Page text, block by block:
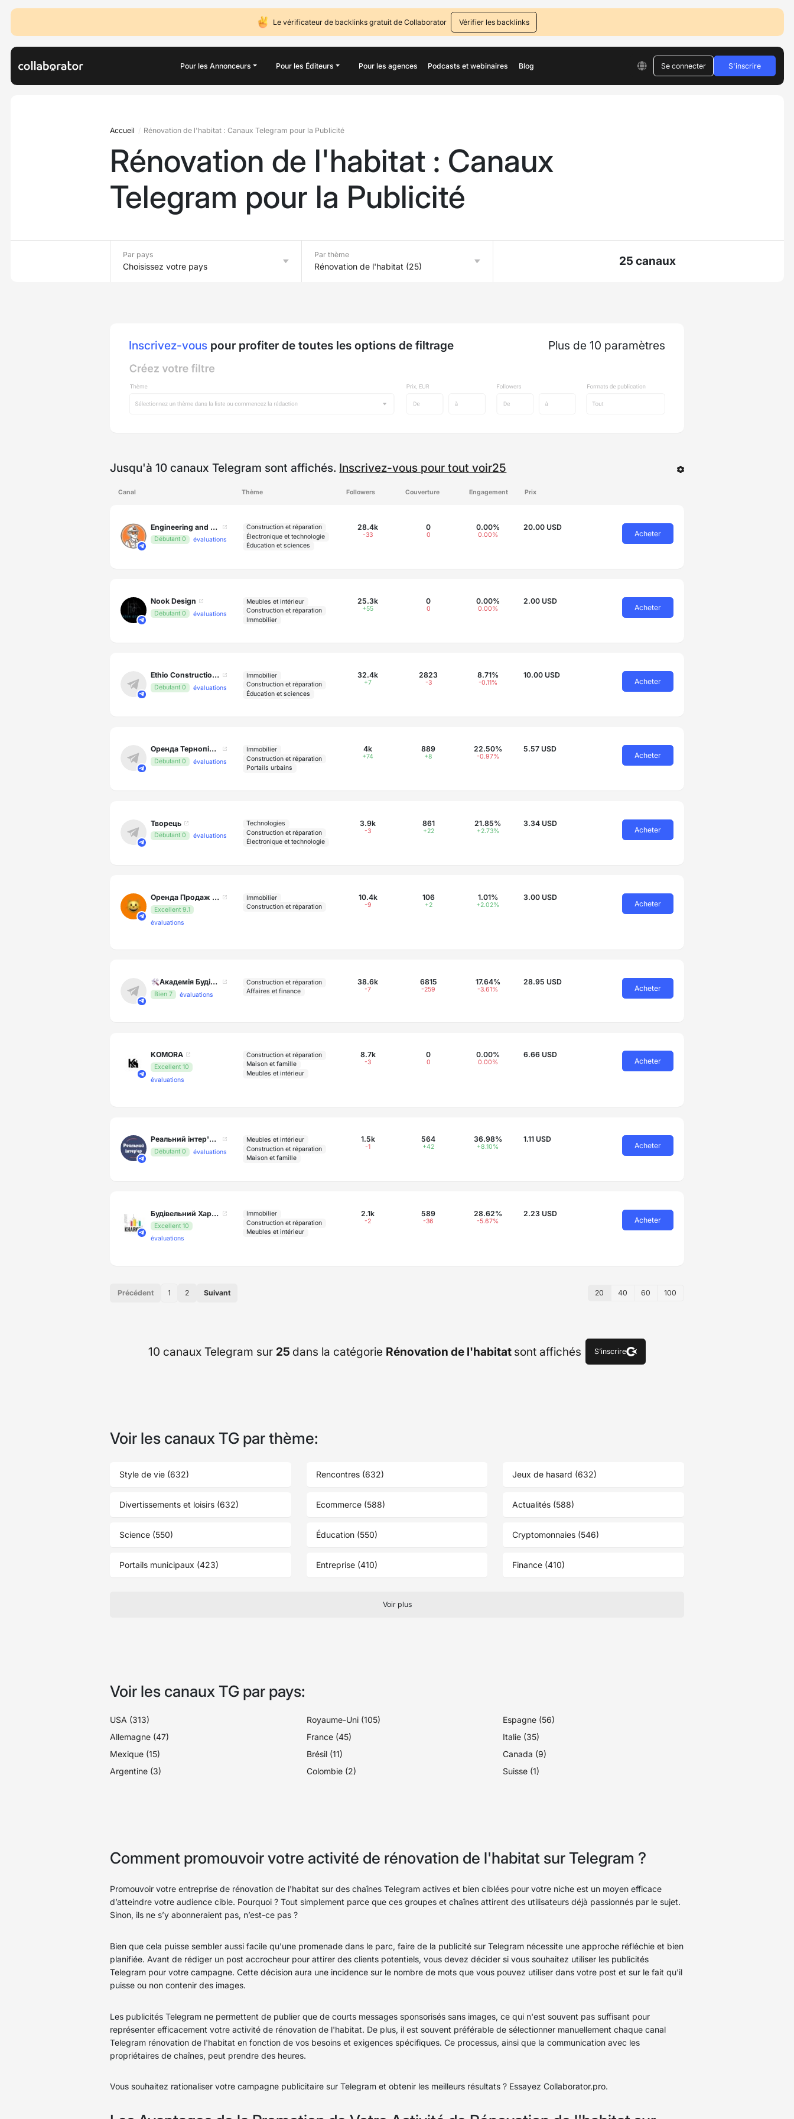
Le vérificateur de backlinks gratuit de Collaborator Vérifier les backlinks
Pour les Annonceurs Pour les Éditeurs Pour les agences Podcasts et webinaires Blog Se connecter S'inscrire
Accueil Rénovation de l'habitat : Canaux Telegram pour la Publicité
Rénovation de l'habitat : Canaux
Telegram pour la Publicité
Par pays
Choisissez votre pays
Par thème
Rénovation de l'habitat (25) 25 canaux
Inscrivez-vouspour profiter de toutes les options de filtrage Plus de 10 paramètres
Jusqu'à 10 canaux Telegram sont affichés. Inscrivez-vous pour tout voir25
Canal Thème Followers Couverture Engagement Prix
Engineering and Tricks
Débutant 0 évaluations
Construction et réparation
Électronique et technologie
Éducation et sciences
28.4k
-33
0
0
0.00%
0.00%
20.00 USD
Acheter
Nook Design
Débutant 0 évaluations
Meubles et intérieur
Construction et réparation
Immobilier
25.3k
+55
0
0
0.00%
0.00%
2.00 USD
Acheter
Ethio Construction Engineering
Débutant 0 évaluations
Immobilier
Construction et réparation
Éducation et sciences
32.4k
+7
2823
-3
8.71%
-0.11%
10.00 USD
Acheter
Оренда Тернопіль | від Власників
Débutant 0 évaluations
Immobilier
Construction et réparation
Portails urbains
4k
+74
889
+8
22.50%
-0.97%
5.57 USD
Acheter
Творець
Débutant 0 évaluations
Technologies
Construction et réparation
Électronique et technologie
3.9k
-3
861
+22
21.85%
+2.73%
3.34 USD
Acheter
Оренда Продаж квартир Київ
Excellent 9.1
évaluations
Immobilier
Construction et réparation
10.4k
-9
106
+2
1.01%
+2.02%
3.00 USD
Acheter
🛠Академія Будівництва🛠
Bien 7 évaluations
Construction et réparation
Affaires et finance
38.6k
-7
6815
-259
17.64%
-3.61%
28.95 USD
Acheter
KOMORA
Excellent 10
évaluations
Construction et réparation
Maison et famille
Meubles et intérieur
8.7k
-3
0
0
0.00%
0.00%
6.66 USD
Acheter
Реальний інтер'єр - фото, ідеї, натхнення
Débutant 0 évaluations
Meubles et intérieur
Construction et réparation
Maison et famille
1.5k
-1
564
+42
36.98%
+8.10%
1.11 USD
Acheter
Будівельний Харків 🇺🇦 Строительный Харьков
Excellent 10
évaluations
Immobilier
Construction et réparation
Meubles et intérieur
2.1k
-2
589
-36
28.62%
-5.67%
2.23 USD
Acheter
Précédent 1 2 Suivant 20 40 60 100
10 canaux Telegram sur 25 dans la catégorie Rénovation de l'habitat sont affichés S’inscrire
Voir les canaux TG par thème:
Style de vie (632) Rencontres (632) Jeux de hasard (632)
Divertissements et loisirs (632) Ecommerce (588) Actualités (588)
Science (550) Éducation (550) Cryptomonnaies (546)
Portails municipaux (423) Entreprise (410) Finance (410)
Voir plus
Voir les canaux TG par pays:
USA (313) Royaume-Uni (105)
Espagne (56)
Allemagne (47)
France (45)
Italie (35)
Mexique (15)
Brésil (11)
Canada (9)
Argentine (3)
Colombie (2) Suisse (1)
Comment promouvoir votre activité de rénovation de l'habitat sur Telegram ?
Promouvoir votre entreprise de rénovation de l'habitat sur des chaînes Telegram actives et bien ciblées pour votre niche est un moyen efficace
d’atteindre votre audience cible. Pourquoi ? Tout simplement parce que ces groupes et chaînes attirent des utilisateurs déjà passionnés par le sujet.
Sinon, ils ne s’y abonneraient pas, n’est-ce pas ?
Bien que cela puisse sembler aussi facile qu'une promenade dans le parc, faire de la publicité sur Telegram nécessite une approche réfléchie et bien
planifiée. Avant de rédiger un post accrocheur pour attirer des clients potentiels, vous devez décider si vous souhaitez utiliser les publicités
Telegram pour votre campagne. Cette décision aura une incidence sur le nombre de mots que vous pouvez utiliser dans votre post et sur le fait qu'il
puisse ou non contenir des images.
Les publicités Telegram ne permettent de publier que de courts messages sponsorisés sans images, ce qui n'est souvent pas suffisant pour
représenter efficacement votre activité de rénovation de l'habitat. De plus, il est souvent préférable de sélectionner manuellement chaque canal
Telegram rénovation de l'habitat en fonction de vos besoins et exigences spécifiques. Ce processus, ainsi que la communication avec les
propriétaires de chaînes, peut prendre des heures.
Vous souhaitez rationaliser votre campagne publicitaire sur Telegram et obtenir les meilleurs résultats ? Essayez Collaborator.pro.